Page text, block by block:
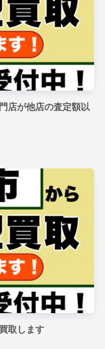
店が他店の査定額以
取します